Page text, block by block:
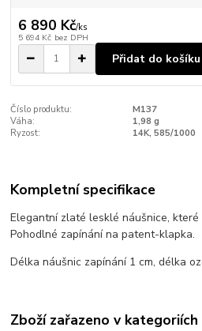
6 890 Kč/ks
5 694 Kč bez DPH
Přidat do košíku
Číslo produktu:
M137
Váha:
1,98 g
Ryzost:
14K, 585/1000
Kompletní specifikace
Elegantní zlaté lesklé náušnice,
Pohodlné zapínání na patent-klapka.
Délka náušnic zapínání 1 cm, délka
Zboží zařazeno v kategoriích